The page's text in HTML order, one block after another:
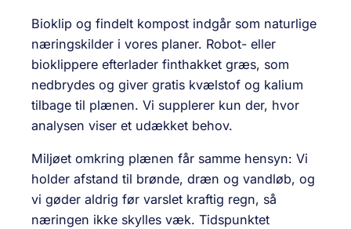
Bioklip og findelt kompost indgår som naturlige
nærings­kilder i vores planer. Robot- eller
bioklippere efterlader finthakket græs, som
nedbrydes og giver gratis kvælstof og kalium
tilbage til plænen. Vi supplerer kun der, hvor
analysen viser et udækket behov.
Miljøet omkring plænen får samme hensyn: Vi
holder afstand til brønde, dræn og vandløb, og
vi gøder aldrig før varslet kraftig regn, så
næringen ikke skylles væk. Tidspunktet